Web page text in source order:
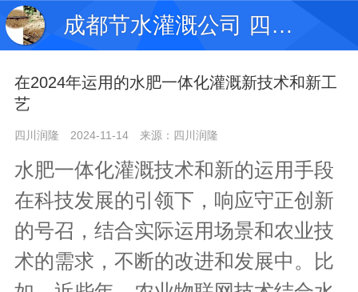
成都节水灌溉公司 四川水肥一体化滴灌公司
在2024年运用的水肥一体化灌溉新技术和新工
艺
四川润隆 2024-11-14 来源：四川润隆
水肥一体化灌溉技术和新的运用手段
在科技发展的引领下，响应守正创新
的号召，结合实际运用场景和农业技
术的需求，不断的改进和发展中。比